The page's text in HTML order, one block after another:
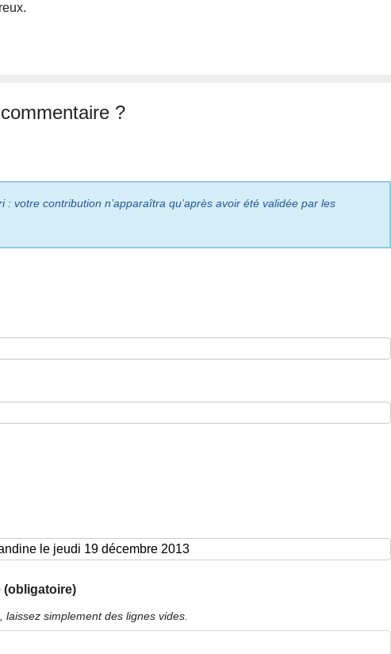
?
: votre contribution n’apparaîtra qu’après avoir été validée par les
(obligatoire)
simplement des lignes vides.